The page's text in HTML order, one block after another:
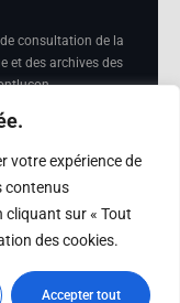
votre expérience de
contenus
cliquant sur « Tout
des cookies.
Accepter tout
consultation de la
et des archives des